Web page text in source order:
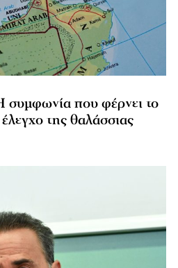
συμφωνία που φέρνει το
της θαλάσσιας